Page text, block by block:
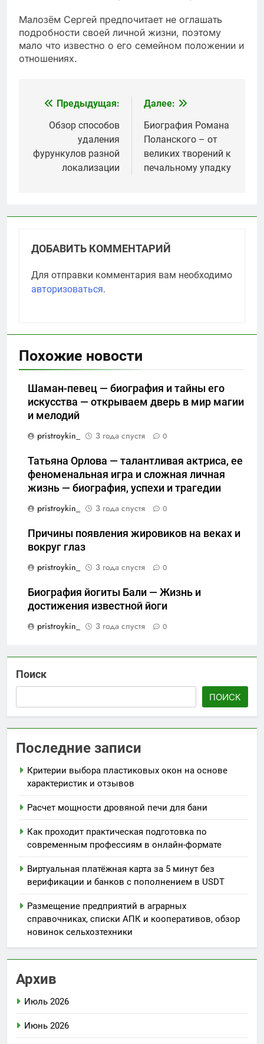
Малозём Сергей предпочитает не оглашать
подробности своей личной жизни, поэтому
мало что известно о его семейном положении и
отношениях.
Навигация
записям
Предыдущая:
Обзор способов
удаления
фурункулов разной
локализации
Далее:
Биография Романа
Поланского – от
великих творений к
печальному упадку
ДОБАВИТЬ КОММЕНТАРИЙ
Для отправки комментария вам необходимо
авторизоваться.
Похожие новости
Шаман-певец — биография и тайны его
искусства — открываем дверь в мир магии
и мелодий
pristroykin_
3 года спустя 0
Татьяна Орлова — талантливая актриса, ее
феноменальная игра и сложная личная
жизнь — биография, успехи и трагедии
pristroykin_
3 года спустя 0
Причины появления жировиков на веках и
вокруг глаз
pristroykin_
3 года спустя 0
Биография йогиты Бали — Жизнь и
достижения известной йоги
pristroykin_
3 года спустя 0
Поиск
ПОИСК
Последние записи
Критерии выбора пластиковых окон на основе
характеристик и отзывов
Расчет мощности дровяной печи для бани
Как проходит практическая подготовка по
современным профессиям в онлайн-формате
Виртуальная платёжная карта за 5 минут без
верификации и банков с пополнением в USDT
Размещение предприятий в аграрных
справочниках, списки АПК и кооперативов, обзор
новинок сельхозтехники
Архив
Июль 2026
Июнь 2026